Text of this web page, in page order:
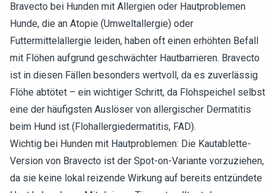
Bravecto bei Hunden mit Allergien oder Hautproblemen
Hunde, die an Atopie (Umweltallergie) oder
Futtermittelallergie leiden, haben oft einen erhöhten Befall
mit Flöhen aufgrund geschwächter Hautbarrieren. Bravecto
ist in diesen Fällen besonders wertvoll, da es zuverlässig
Flöhe abtötet – ein wichtiger Schritt, da Flohspeichel selbst
eine der häufigsten Auslöser von allergischer Dermatitis
beim Hund ist (Flohallergiedermatitis, FAD).
Wichtig bei Hunden mit Hautproblemen: Die Kautablette-
Version von Bravecto ist der Spot-on-Variante vorzuziehen,
da sie keine lokal reizende Wirkung auf bereits entzündete